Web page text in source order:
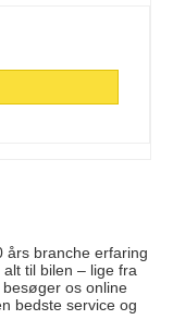
års branche erfaring
til bilen – lige fra
os online
bedste service og